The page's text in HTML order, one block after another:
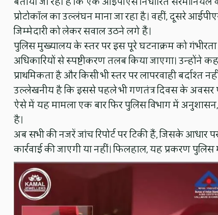
प्रोटोकॉल का उल्लंघन माना जा रहा है। वहीं, दूसरे
जिम्मेदारी को लेकर सवाल उठने लगे हैं।
पुलिस मुख्यालय के स्तर पर इस पूरे घटनाक्रम को गंभीरता
अधिकारियों से स्पष्टीकरण तलब किया जाएगा। उन्होंने कहा
प्राथमिकता है और किसी भी स्तर पर लापरवाही बर्दाश्त
उल्लेखनीय है कि इससे पहले भी गणतंत्र दिवस के अवसर
ऐसे में यह मामला एक बार फिर पुलिस विभाग में
है।
अब सभी की नजरें जांच रिपोर्ट पर टिकी हैं, जिसके आधार
कार्रवाई की जाएगी या नहीं। फिलहाल, यह प्रकरण